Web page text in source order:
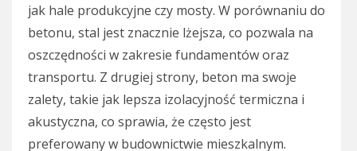
jak hale produkcyjne czy mosty. W porównaniu do
betonu, stal jest znacznie lżejsza, co pozwala na
oszczędności w zakresie fundamentów oraz
transportu. Z drugiej strony, beton ma swoje
zalety, takie jak lepsza izolacyjność termiczna i
akustyczna, co sprawia, że często jest
preferowany w budownictwie mieszkalnym.